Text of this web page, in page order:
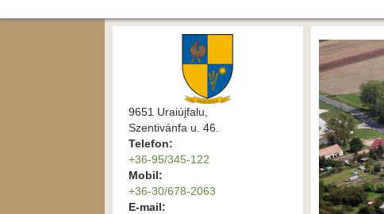
9651 Uraiújfalu,
Szentivánfa u. 46.
Telefon:
+36-95/345-122
Mobil:
+36-30/678-2063
E-mail: